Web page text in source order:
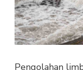
Pengolahan